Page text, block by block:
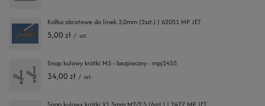
Kółka obrotowe do linek 3,0mm (2szt.) | 62051 MP JET
5,00 zł / szt.
Snap kulowy krótki M3 - bezpieczny - mpj2455
34,00 zł / szt.
Snap kulowy krótki V1 5mm M2/2,5 (6szt.) | 2427 MP JET